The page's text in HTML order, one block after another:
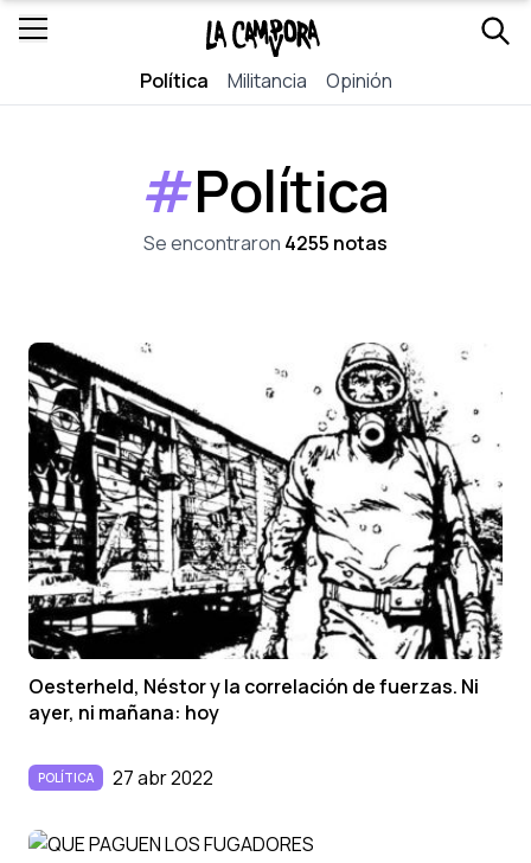
Política Militancia Opinión
#Política
Se encontraron 4255 notas
Oesterheld, Néstor y la correlación de fuerzas. Ni
ayer, ni mañana: hoy
POLÍTICA 27 abr 2022